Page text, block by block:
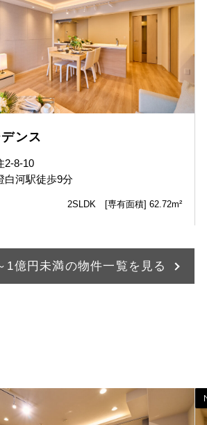
ンス
2-8-10
白河駅徒歩9分
2SLDK [専有面積] 62.72m²
1億円未満の物件一覧を見る